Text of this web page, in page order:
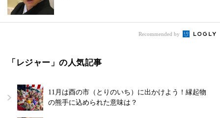
Recommended by
「レジャー」の人気記事
11月は酉の市（とりのいち）に出かけよう！縁起物
の熊手に込められた意味は？